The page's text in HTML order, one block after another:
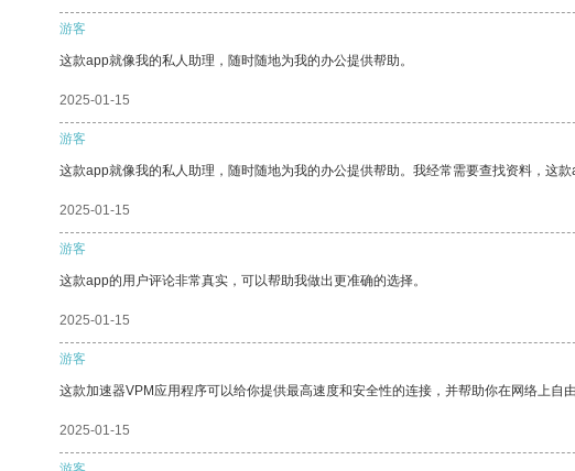
游客
这款app就像我的私人助理，随时随地为我的办公提供帮助。
2025-01-15
游客
这款app就像我的私人助理，随时随地为我的办公提供帮助。我经常需要查找资料，这
2025-01-15
游客
这款app的用户评论非常真实，可以帮助我做出更准确的选择。
2025-01-15
游客
这款加速器VPM应用程序可以给你提供最高速度和安全性的连接，并帮助你在网络上自由
2025-01-15